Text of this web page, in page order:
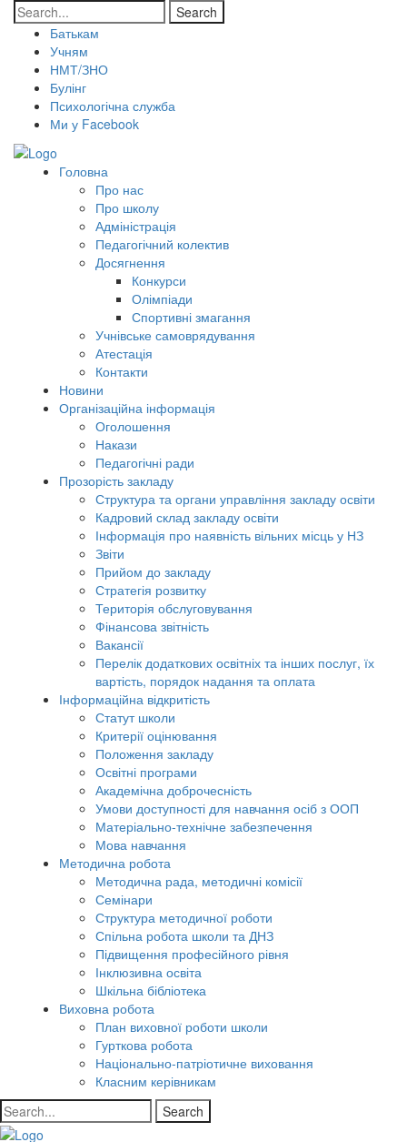
Search
Батькам
Учням
НМТ/ЗНО
Булінг
Психологічна служба
Ми у Facebook
Головна
Про нас
Про школу
Адміністрація
Педагогічний колектив
Досягнення
Конкурси
Олімпіади
Спортивні змагання
Учнівське самоврядування
Атестація
Контакти
Новини
Організаційна інформація
Оголошення
Накази
Педагогічні ради
Прозорість закладу
Структура та органи управління закладу освіти
Кадровий склад закладу освіти
Інформація про наявність вільних місць у НЗ
Звіти
Прийом до закладу
Стратегія розвитку
Територія обслуговування
Фінансова звітність
Вакансії
Перелік додаткових освітніх та інших послуг, їх
вартість, порядок надання та оплата
Інформаційна відкритість
Статут школи
Критерії оцінювання
Положення закладу
Освітні програми
Академічна доброчесність
Умови доступності для навчання осіб з ООП
Матеріально-технічне забезпечення
Мова навчання
Методична робота
Методична рада, методичні комісії
Семінари
Структура методичної роботи
Спільна робота школи та ДНЗ
Підвищення професійного рівня
Інклюзивна освіта
Шкільна бібліотека
Виховна робота
План виховної роботи школи
Гурткова робота
Національно-патріотичне виховання
Класним керівникам
Search